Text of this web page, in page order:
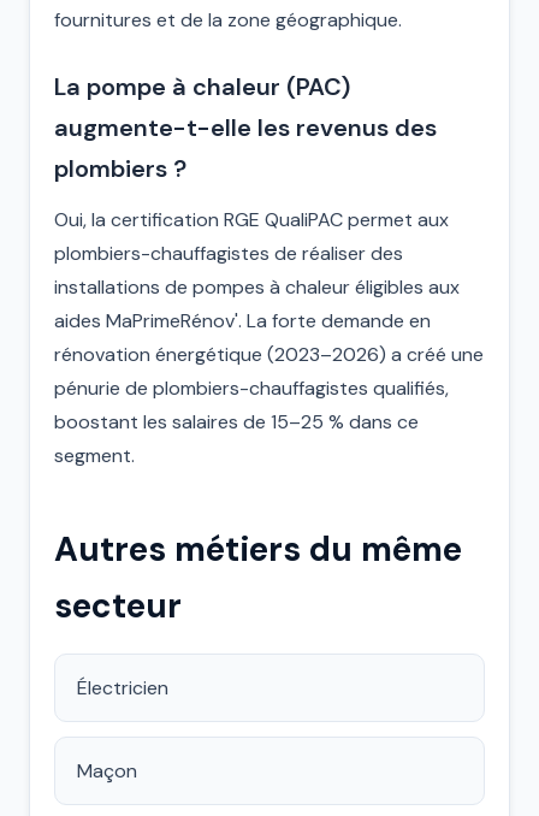
fournitures et de la zone géographique.
La pompe à chaleur (PAC)
augmente-t-elle les revenus des
plombiers ?
Oui, la certification RGE QualiPAC permet aux
plombiers-chauffagistes de réaliser des
installations de pompes à chaleur éligibles aux
aides MaPrimeRénov'. La forte demande en
rénovation énergétique (2023–2026) a créé une
pénurie de plombiers-chauffagistes qualifiés,
boostant les salaires de 15–25 % dans ce
segment.
Autres métiers du même
secteur
Électricien
Maçon